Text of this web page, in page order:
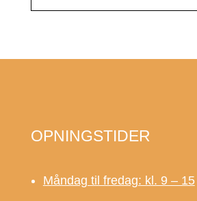
OPNINGSTIDER
Måndag til fredag: kl. 9 – 15